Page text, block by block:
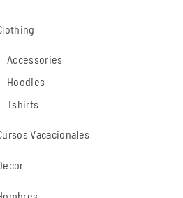
Accessories
Hoodies
Tshirts
Vacacionales